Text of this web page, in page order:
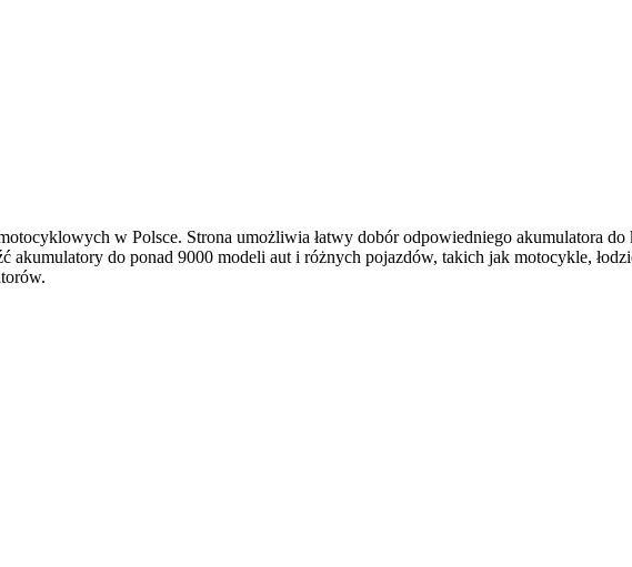
w Polsce. Strona umożliwia łatwy dobór odpowiedniego akumulatora do
do ponad 9000 modeli aut i różnych pojazdów, takich jak motocykle,